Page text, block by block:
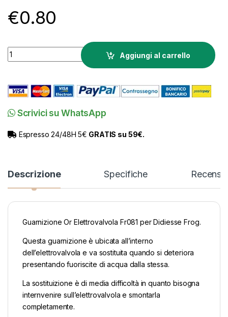
€0.80
Ricambio Didiesse Frog Guarnizione Or Elettrovalvola Fr081
Aggiungi al carrello
Scrivici su WhatsApp
Espresso 24/48H 5€ GRATIS su 59€.
Descrizione Specifiche
Guarnizione Or Elettrovalvola Fr081 per Didiesse Frog.
Questa guarnizione è ubicata all’interno
dell’elettrovalvola e va sostituita quando si deteriora
presentando fuoriscite di acqua dalla stessa.
La sostituizione è di media difficoltà in quanto bisogna
internvenire sull’elettrovalvola e smontarla
completamente.